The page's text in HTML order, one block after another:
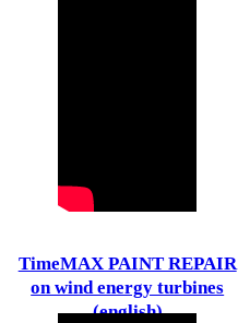
TimeMAX PAINT REPAIR
on wind energy turbines
(english)